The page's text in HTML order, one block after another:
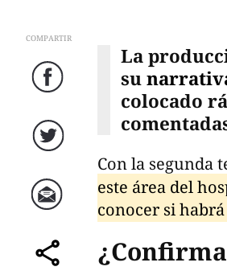
COMPARTIR
Facebook
Twitter
Correo
comparte
La
su
colocado
Con la segunda
este área del
conocer si